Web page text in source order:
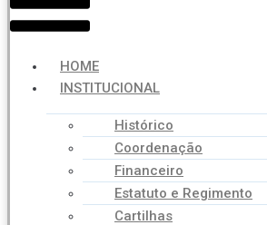
HOME
INSTITUCIONAL
Histórico
Coordenação
Financeiro
Estatuto e Regimento
Cartilhas